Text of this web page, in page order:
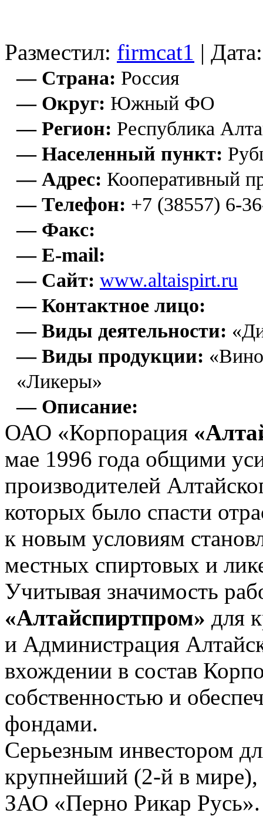
Разместил: firmcat1 |
— Страна: Россия
— Округ: Южный ФО
— Регион: Республика
— Населенный пункт:
— Адрес: Кооперативный
— Телефон: +7 (38557) 6-
— Факс:
— E-mail:
— Сайт: www.altaispirt.ru
— Контактное лицо:
— Виды деятельности:
— Виды продукции:
«Ликеры»
— Описание:
ОАО «Корпорация
мае 1996 года общими
производителей
которых было спасти
к новым условиям
местных спиртовых и
Учитывая значимость
«Алтайспиртпром» для
и Администрация
вхождении в состав
собственностью и
фондами.
Серьезным инвестором
крупнейший (2-й в мире),
ЗАО «Перно Рикар Русь».